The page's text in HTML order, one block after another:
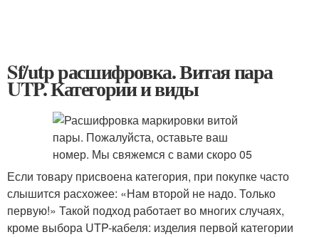
Sf/utp расшифровка. Витая пара
UTP. Категории и виды
Если товару присвоена категория, при покупке часто
слышится расхожее: «Нам второй не надо. Только
первую!» Такой подход работает во многих случаях,
кроме выбора UTP-кабеля: изделия первой категории